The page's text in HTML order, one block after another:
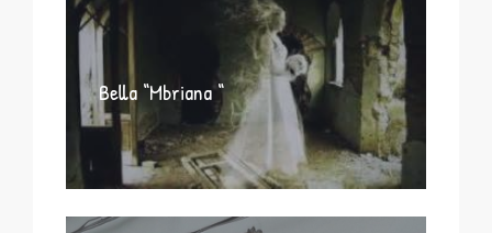
Bella “Mbriana “